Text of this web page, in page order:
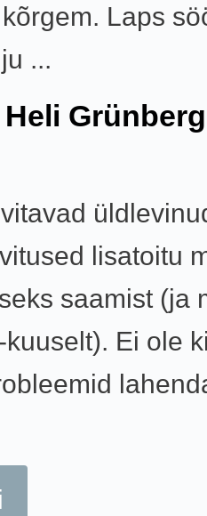
Laps
...
Grünberg
lisatoitu
saamist (ja
kuuselt). Ei ole